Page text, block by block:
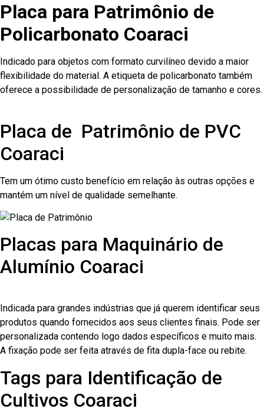
Placa para Patrimônio de
Policarbonato Coaraci
Indicado para objetos com formato curvilíneo devido a maior
flexibilidade do material. A etiqueta de policarbonato também
oferece a possibilidade de personalização de tamanho e cores.
Placa de Patrimônio de PVC
Coaraci
Tem um ótimo custo benefício em relação às outras opções e
mantém um nível de qualidade semelhante.
Placas para Maquinário de
Alumínio Coaraci
Indicada para grandes indústrias que já querem identificar seus
produtos quando fornecidos aos seus clientes finais. Pode ser
personalizada contendo logo dados específicos e muito mais.
A fixação pode ser feita através de fita dupla-face ou rebite.
Tags para Identificação de
Cultivos Coaraci